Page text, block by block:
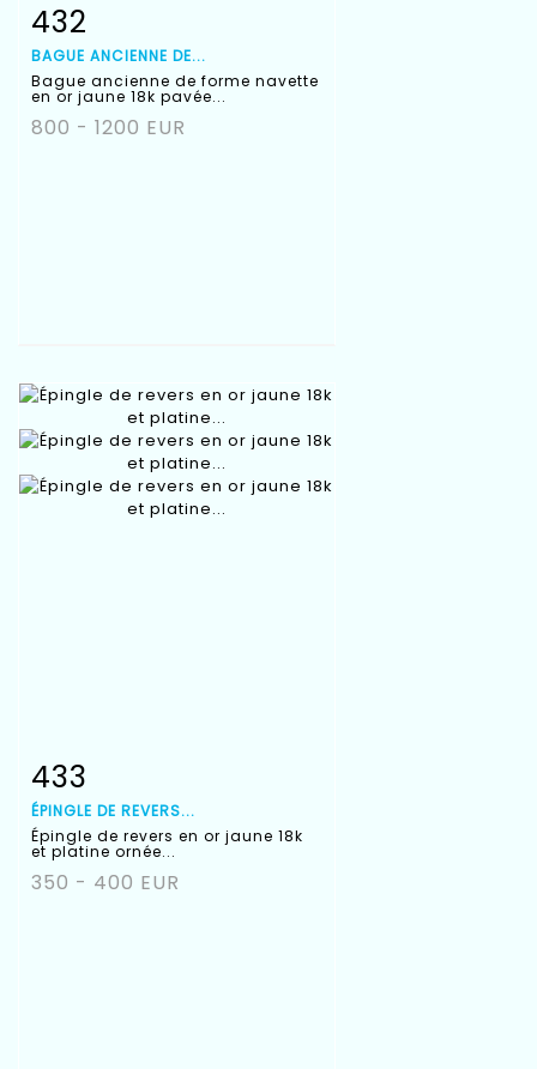
Fiche détaillée
432
BAGUE ANCIENNE DE...
Bague ancienne de forme navette
en or jaune 18k pavée...
800 - 1200 EUR
Fiche détaillée
433
ÉPINGLE DE REVERS...
Épingle de revers en or jaune 18k
et platine ornée...
350 - 400 EUR